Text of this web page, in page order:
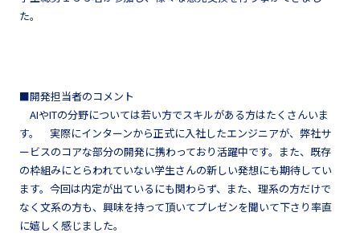
た。
■開発担当者のコメント
AIやITの分野については若い方でスキルがある方はたくさんいま
す。 実際にインターンから正式に入社したエンジニアが、弊社サ
ービスのコアな部分の開発に携わっており活躍中です。また、既存
の枠組みにとらわれていない学生さんの新しい発想にも期待してい
ます。今回は内定が出ているにも関わらず、また、理系の方だけで
なく文系の方も、興味を持って頂いてプレゼンを聞いて下さり率直
に嬉しく感じました。